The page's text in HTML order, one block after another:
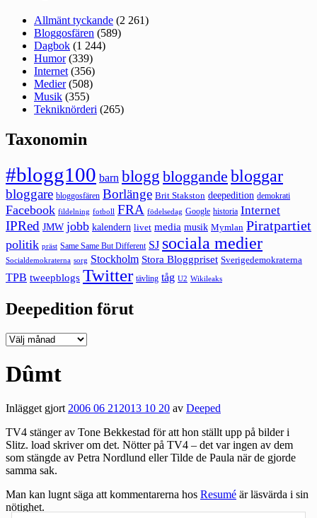
Allmänt tyckande (2 261)
Bloggosfären (589)
Dagbok (1 244)
Humor(339)
Internet (356)
Medier(508)
Musik (355)
Tekniknörderi (265)
Taxonomin
#blogg100 barn blogg bloggande bloggar
bloggare bloggosfären Borlänge Brit Stakston deepedition demokrati
Facebook fildelning fotboll FRA födelsedag Google historia Internet
IPRed JMW jobb kalendern livet media musik Mymlan Piratpartiet
politik präst Same Same But Different SJ sociala medier
Socialdemokraterna sorg Stockholm Stora Bloggpriset Sverigedemokraterna
TPB tweepblogs Twitter tävling tåg U2 Wikileaks
Deepedition förut
Deepedition
Dûmt
Inlägget gjort2006 06 212013 10 20 av Deeped
TV4 stänger av Tone Bekkestad för att hon ställt upp på bilder i
Slitz. load skriver om det. Nötter på TV4 – det var ingen av dem
som stängde av Petra Nordlund eller Tilde de Paula när de gjorde
samma sak.
Man kan lugnt säga att kommentarerna hos Resumé är läsvärda i sin
nötighet.